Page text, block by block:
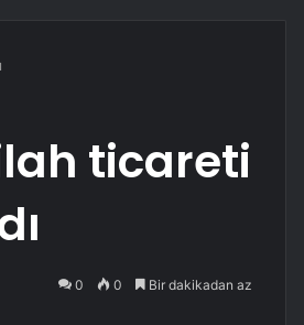
ticareti
0 0 Bir dakikadan az